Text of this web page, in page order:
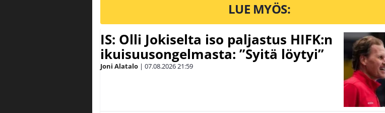
LUE MYÖS:
IS: Olli Jokiselta iso paljastus HIFK:n
ikuisuusongelmasta: ”Syitä löytyi”
Joni Alatalo | 07.08.202621:59